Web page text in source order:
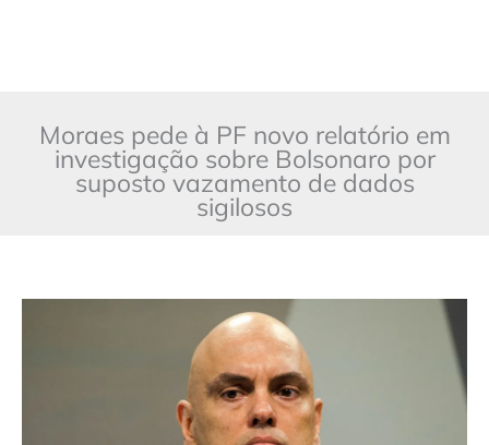
Moraes pede à PF novo relatório em
investigação sobre Bolsonaro por
suposto vazamento de dados
sigilosos